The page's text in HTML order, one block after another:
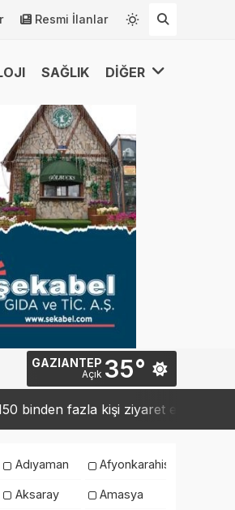
Resmi İlanlar
SAĞLIK DİĞER
GAZIANTEP
Açık 35°
binden fazla kişi ziyaret etti
Adıyaman Afyonkarahisar
Aksaray Amasya